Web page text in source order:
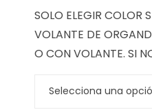
SOLO ELEGIR COLOR
VOLANTE DE
O CON VOLANTE. SI